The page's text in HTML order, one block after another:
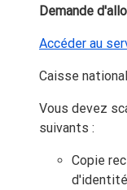
Demande
Accéder au
Caisse
Vous devez
suivants :
Copie